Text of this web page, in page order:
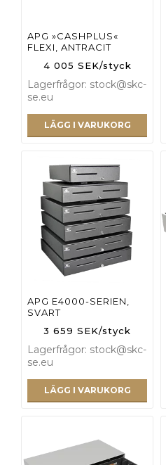
APG »CASHPLUS«
FLEXI, ANTRACIT
4 005 SEK/styck
Lagerfrågor: stock@skc-
se.eu
LÄGG I VARUKORG
APG E4000-SERIEN,
SVART
3 659 SEK/styck
Lagerfrågor: stock@skc-
se.eu
LÄGG I VARUKORG